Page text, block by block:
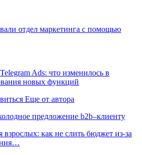
отдел маркетинга с помощью
Ads: что изменилось в
новых функций
Еще от автора
предложение b2b–клиенту
как не слить бюджет из-за